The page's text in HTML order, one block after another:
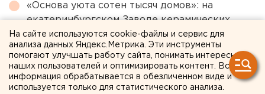
«Основа уюта сотен тысяч домов»: на
екатеринбургском Заводе керамических
изделий наградили лучших сотрудников
Китайские перевозчики потеснили
российские компании с внутреннего рынка
На сайте используются cookie-файлы и сервис для
анализа данных Яндекс.Метрика. Эти инструменты
помогают улучшать работу сайта, понимать интересы
наших пользователей и оптимизировать контент. Вся
информация обрабатывается в обезличенном виде и
используется только для статистического анализа.